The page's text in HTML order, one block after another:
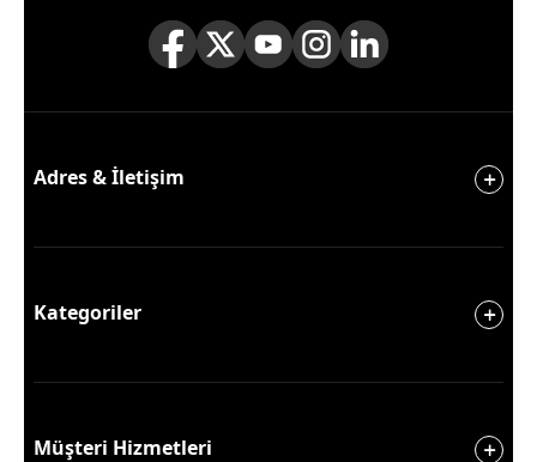
Adres & İletişim
Kategoriler
Müşteri Hizmetleri